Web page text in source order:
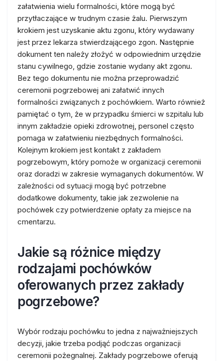
załatwienia wielu formalności, które mogą być
przytłaczające w trudnym czasie żalu. Pierwszym
krokiem jest uzyskanie aktu zgonu, który wydawany
jest przez lekarza stwierdzającego zgon. Następnie
dokument ten należy złożyć w odpowiednim urzędzie
stanu cywilnego, gdzie zostanie wydany akt zgonu.
Bez tego dokumentu nie można przeprowadzić
ceremonii pogrzebowej ani załatwić innych
formalności związanych z pochówkiem. Warto również
pamiętać o tym, że w przypadku śmierci w szpitalu lub
innym zakładzie opieki zdrowotnej, personel często
pomaga w załatwieniu niezbędnych formalności.
Kolejnym krokiem jest kontakt z zakładem
pogrzebowym, który pomoże w organizacji ceremonii
oraz doradzi w zakresie wymaganych dokumentów. W
zależności od sytuacji mogą być potrzebne
dodatkowe dokumenty, takie jak zezwolenie na
pochówek czy potwierdzenie opłaty za miejsce na
cmentarzu.
Jakie są różnice między
rodzajami pochówków
oferowanych przez zakłady
pogrzebowe?
Wybór rodzaju pochówku to jedna z najważniejszych
decyzji, jakie trzeba podjąć podczas organizacji
ceremonii pożegnalnej. Zakłady pogrzebowe oferują